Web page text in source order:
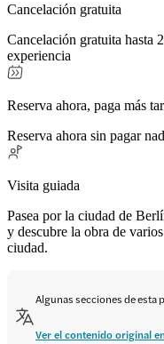
Cancelación gratuita
Cancelación gratuita hasta
experiencia
Reserva ahora, paga más
Reserva ahora sin pagar
Visita guiada
Pasea por la ciudad de
y descubre la obra de
ciudad.
Algunas secciones de esta
Ver el contenido original